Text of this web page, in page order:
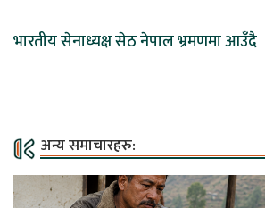
भारतीय सेनाध्यक्ष सेठ नेपाल भ्रमणमा आउँदै
अन्य समाचारहरु: